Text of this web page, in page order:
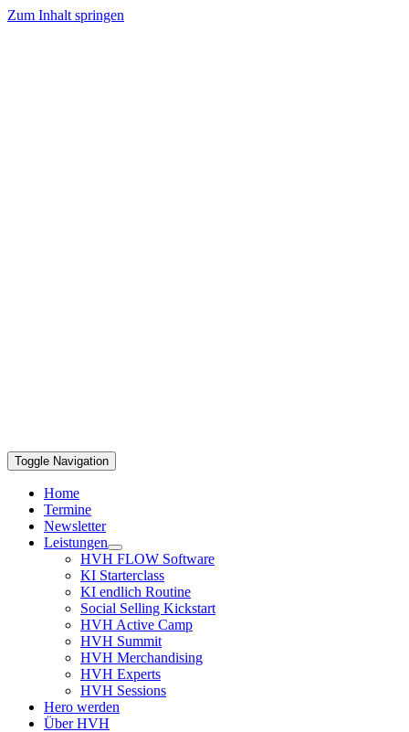
Zum Inhalt springen
Toggle Navigation
Home
Termine
Newsletter
Leistungen
HVH FLOW Software
KI Starterclass
KI endlich Routine
Social Selling Kickstart
HVH Active Camp
HVH Summit
HVH Merchandising
HVH Experts
HVH Sessions
Hero werden
Über HVH